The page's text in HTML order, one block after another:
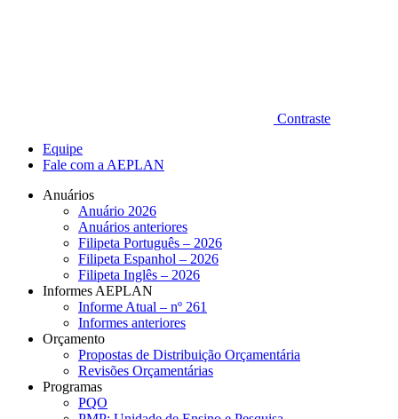
Contraste
Equipe
Fale com a AEPLAN
Anuários
Anuário 2026
Anuários anteriores
Filipeta Português – 2026
Filipeta Espanhol – 2026
Filipeta Inglês – 2026
Informes AEPLAN
Informe Atual – nº 261
Informes anteriores
Orçamento
Propostas de Distribuição Orçamentária
Revisões Orçamentárias
Programas
PQO